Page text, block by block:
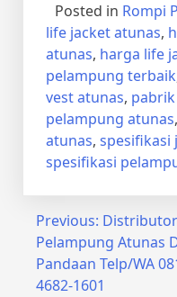
Posted in Rompi
life jacket atunas,
atunas, harga life
pelampung terbaik
vest atunas,
pelampung atunas,
atunas, spesifikasi
spesifikasi
Post
navigation
Previous: Distributor
Pelampung Atunas
Pandaan Telp/WA
4682-1601